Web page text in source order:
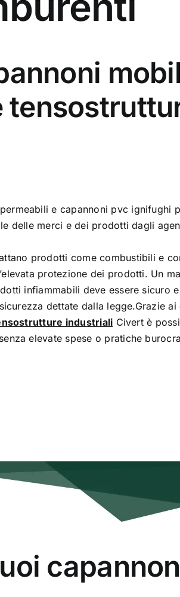
e capannoni pvc ignifughi
delle merci e dei prodotti dagli
prodotti come combustibili e
protezione dei prodotti. Un
infiammabili deve essere sicuro
dettate dalla legge.Grazie ai
industriali Civert è
elevate spese o pratiche